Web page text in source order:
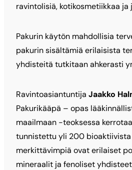
ravintolisiä, kotikosmetiikkaa ja
Pakurin käytön mahdollisia
pakurin sisältämiä erilaisista
yhdisteitä tutkitaan ahkerasti
Ravintoasiantuntija Jaakko
Pakurikääpä – opas
maailmaan -teoksessa
tunnistettu yli 200
merkittävimpiä ovat erilaiset
mineraalit ja fenoliset